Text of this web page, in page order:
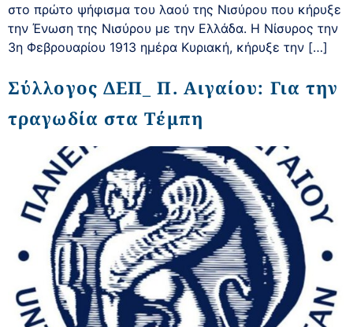
στο πρώτο ψήφισμα του λαού της Νισύρου που κήρυξε
την Ένωση της Νισύρου με την Ελλάδα. Η Νίσυρος την
3η Φεβρουαρίου 1913 ημέρα Κυριακή, κήρυξε την […]
Σύλλογος ΔΕΠ_ Π. Αιγαίου: Για την
τραγωδία στα Τέμπη